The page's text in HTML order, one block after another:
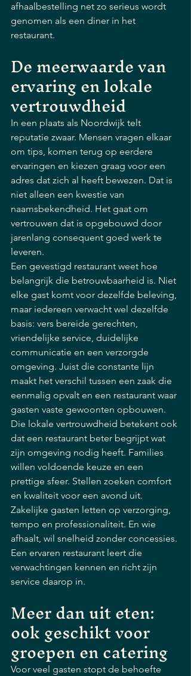
afhaalbestelling net zo serieus wordt
genomen als een diner in het
restaurant.
De meerwaarde van
ervaring en lokale
vertrouwdheid
In een plaats als Noordwijk telt
reputatie zwaar. Mensen vragen elkaar
om tips, komen terug op eerdere
ervaringen en kiezen graag voor een
adres dat zich al heeft bewezen. Dat is
niet alleen een kwestie van
naamsbekendheid. Het gaat om
vertrouwen dat is opgebouwd door
jarenlang consequent goed werk te
leveren.
Een gevestigd restaurant weet hoe
belangrijk die betrouwbaarheid is. Niet
elke gast komt voor dezelfde beleving,
maar iedereen verwacht wel dezelfde
basis: vers bereide gerechten,
vriendelijke service, duidelijke
communicatie en een verzorgde
omgeving. Juist die constante lijn
maakt het verschil tussen een zaak die
eenmalig opvalt en een restaurant waar
gasten vaste gewoonten opbouwen.
Die lokale vertrouwdheid betekent ook
dat een restaurant beter begrijpt wat
zijn omgeving nodig heeft. Families
willen voldoende keuze en een
prettige sfeer. Stellen zoeken comfort
en kwaliteit voor een avond uit.
Zakelijke gasten letten op verzorging,
tempo en professionaliteit. En wie
afhaalt, wil snelheid zonder concessies.
Een ervaren restaurant leert die
verwachtingen kennen en richt zijn
service daarop in.
Meer dan uit eten:
ook geschikt voor
groepen en catering
Voor veel gasten stopt de behoefte